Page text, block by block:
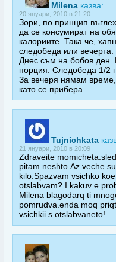
Milena казва:
20 януари, 2010 в 21:20
Зори, по принцип
да се консумират на
калориите. Така че,
следобеда или вечерта.
Днес съм на бобов ден.
порция. Следобеда 1/2
За вечеря нямам
като се прибера.
Tujnichkata
21 януари, 2010 в 20:09
Zdraveite
pitam neshto.Az veche
kilo.Spazvam vsichko
otslabvam? I kakuv e
Milena blagodarq ti
pomrudva.enda moq
vsichkii s otslabvaneto!